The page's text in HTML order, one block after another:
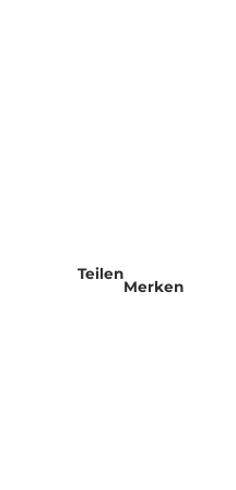
Teilen
Merken